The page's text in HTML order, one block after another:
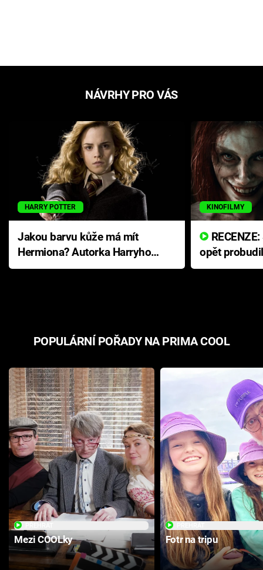
NÁVRHY PRO VÁS
HARRY POTTER
Jakou barvu kůže má mít
Hermiona? Autorka Harryho
Pottera přišla s ráznou
KINOFILMY
opět
přichází s
POPULÁRNÍ POŘADY NA PRIMA COOL
Mezi COOLky Fotr na tripu